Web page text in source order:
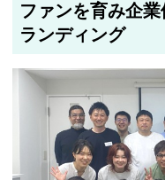
ファンを育み企
ランディング